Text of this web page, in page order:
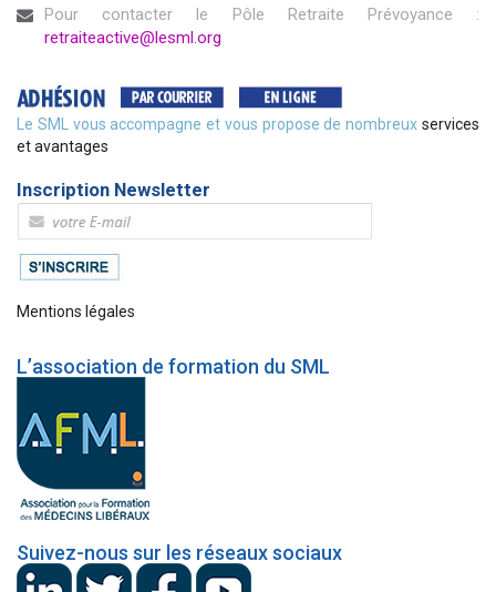
Pour contacter le Pôle Retraite Prévoyance :
retraiteactive@lesml.org
Le SML vous accompagne et vous propose de nombreux services
et avantages
Inscription Newsletter
Mentions légales
L’association de formation du SML
Suivez-nous sur les réseaux sociaux